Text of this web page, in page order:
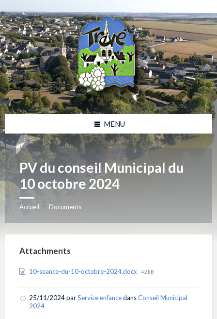
to
content
to
left
sidebar
to
right
sidebar
to
footer
MENU
PV du conseil Municipal du
10 octobre 2024
Accueil Documents
Attachments
10-seance-du-10-octobre-2024.docx File
42 kB
25/11/2024parService enfancedansConseil Municipal
2024